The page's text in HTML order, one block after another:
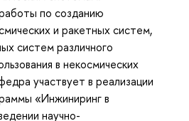
по созданию
и ракетных систем,
систем различного
в некосмических
участвует в реализации
«Инжиниринг в
научно-